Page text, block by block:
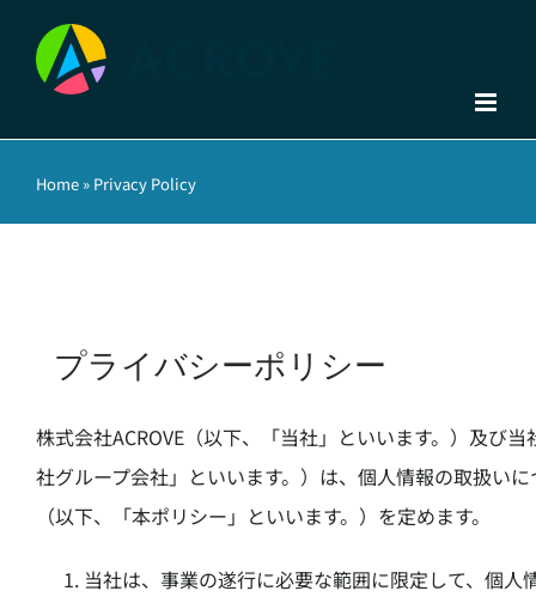
content
Home » Privacy Policy
プライバシーポリシー
株式会社ACROVE（以下、「当社」といいます。）及び
社グループ会社」といいます。）は、個人情報の取扱い
（以下、「本ポリシー」といいます。）を定めます。
当社は、事業の遂行に必要な範囲に限定して、個